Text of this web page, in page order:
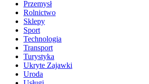
Przemysł
Rolnictwo
Sklepy
Sport
Technologia
Transport
Turystyka
Ukryte Zajawki
Uroda